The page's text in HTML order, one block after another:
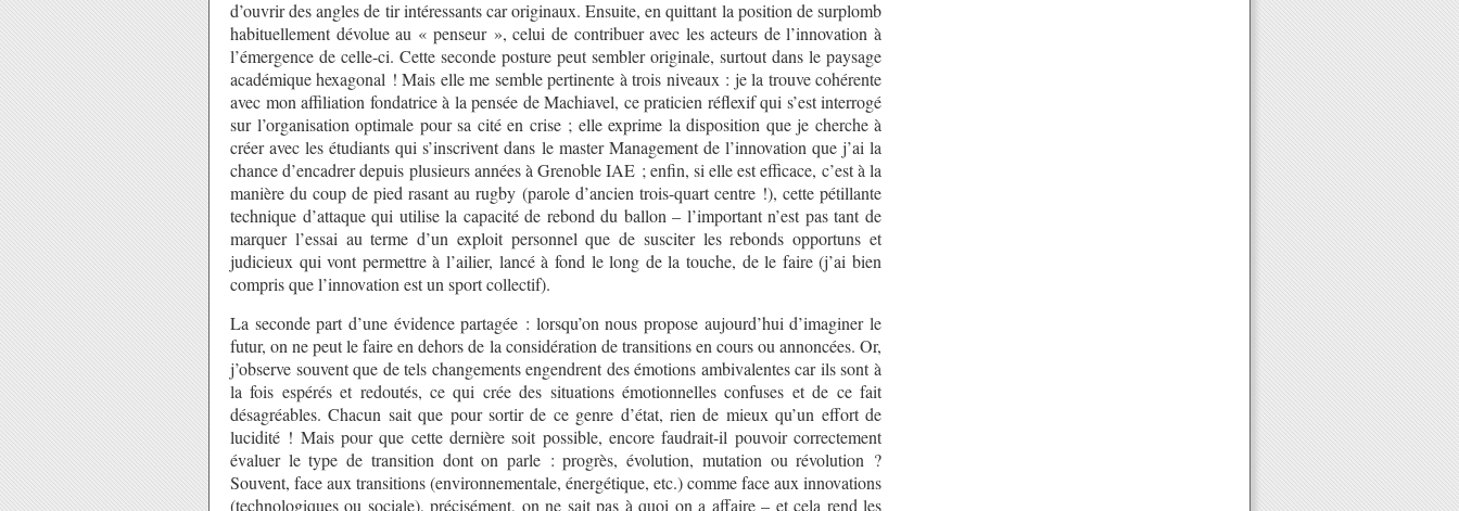
d’ouvrir des angles de tir intéressants car originaux. Ensuite, en quittant la position de surplomb
habituellement dévolue au « penseur », celui de contribuer avec les acteurs de l’innovation à
l’émergence de celle-ci. Cette seconde posture peut sembler originale, surtout dans le paysage
académique hexagonal ! Mais elle me semble pertinente à trois niveaux : je la trouve cohérente
avec mon affiliation fondatrice à la pensée de Machiavel, ce praticien réflexif qui s’est interrogé
sur l’organisation optimale pour sa cité en crise ; elle exprime la disposition que je cherche à
créer avec les étudiants qui s’inscrivent dans le master Management de l’innovation que j’ai la
chance d’encadrer depuis plusieurs années à Grenoble IAE ; enfin, si elle est efficace, c’est à la
manière du coup de pied rasant au rugby (parole d’ancien trois-quart centre !), cette pétillante
technique d’attaque qui utilise la capacité de rebond du ballon – l’important n’est pas tant de
marquer l’essai au terme d’un exploit personnel que de susciter les rebonds opportuns et
judicieux qui vont permettre à l’ailier, lancé à fond le long de la touche, de le faire (j’ai bien
compris que l’innovation est un sport collectif).
La seconde part d’une évidence partagée : lorsqu’on nous propose aujourd’hui d’imaginer le
futur, on ne peut le faire en dehors de la considération de transitions en cours ou annoncées. Or,
j’observe souvent que de tels changements engendrent des émotions ambivalentes car ils sont à
la fois espérés et redoutés, ce qui crée des situations émotionnelles confuses et de ce fait
désagréables. Chacun sait que pour sortir de ce genre d’état, rien de mieux qu’un effort de
lucidité ! Mais pour que cette dernière soit possible, encore faudrait-il pouvoir correctement
évaluer le type de transition dont on parle : progrès, évolution, mutation ou révolution ?
Souvent, face aux transitions (environnementale, énergétique, etc.) comme face aux innovations
(technologiques ou sociale), précisément, on ne sait pas à quoi on a affaire – et cela rend les